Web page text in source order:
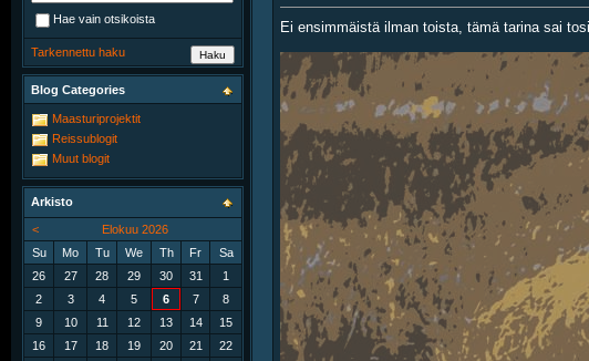
Ei ensimmäistä ilman toista, tämä tarina sai
Hae vain otsikoista
Tarkennettu haku
Blog Categories
Maasturiprojektit
Reissublogit
Muut blogit
Arkisto
<
Elokuu 2026
Su
Mo Tu We Th Fr
Sa
26
27 28 29 30 31
1
2
3 4 5 6 7
8
9
10 11 12 13 14
15
16
17 18 19 20 21
22